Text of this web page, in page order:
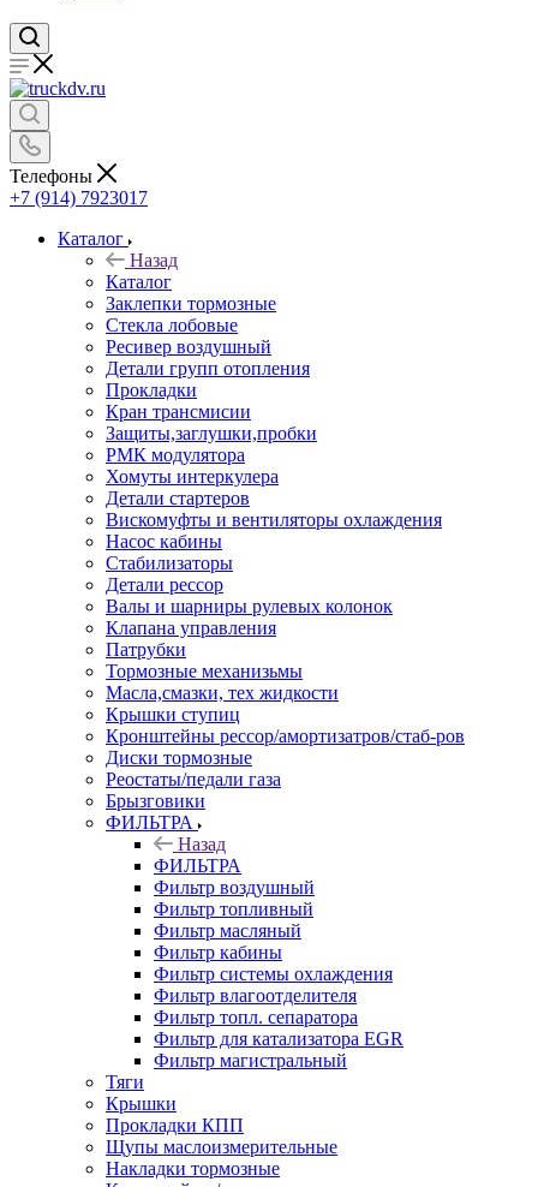
Телефоны
+7 (914) 7923017
Каталог
Назад
Каталог
Заклепки тормозные
Стекла лобовые
Ресивер воздушный
Детали групп отопления
Прокладки
Кран трансмисии
Защиты,заглушки,пробки
РМК модулятора
Хомуты интеркулера
Детали стартеров
Вискомуфты и вентиляторы охлаждения
Насос кабины
Стабилизаторы
Детали рессор
Валы и шарниры рулевых колонок
Клапана управления
Патрубки
Тормозные механизьмы
Масла,смазки, тех жидкости
Крышки ступиц
Кронштейны рессор/амортизатров/стаб-ров
Диски тормозные
Реостаты/педали газа
Брызговики
ФИЛЬТРА
Назад
ФИЛЬТРА
Фильтр воздушный
Фильтр топливный
Фильтр масляный
Фильтр кабины
Фильтр системы охлаждения
Фильтр влагоотделителя
Фильтр топл. сепаратора
Фильтр для катализатора EGR
Фильтр магистральный
Тяги
Крышки
Прокладки КПП
Щупы маслоизмерительные
Накладки тормозные